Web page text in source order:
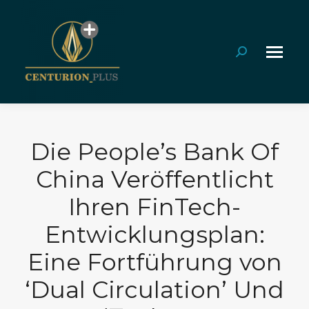
Search:
Die People’s Bank Of
China Veröffentlicht
Ihren FinTech-
Entwicklungsplan:
Eine Fortführung von
‘Dual Circulation’ Und